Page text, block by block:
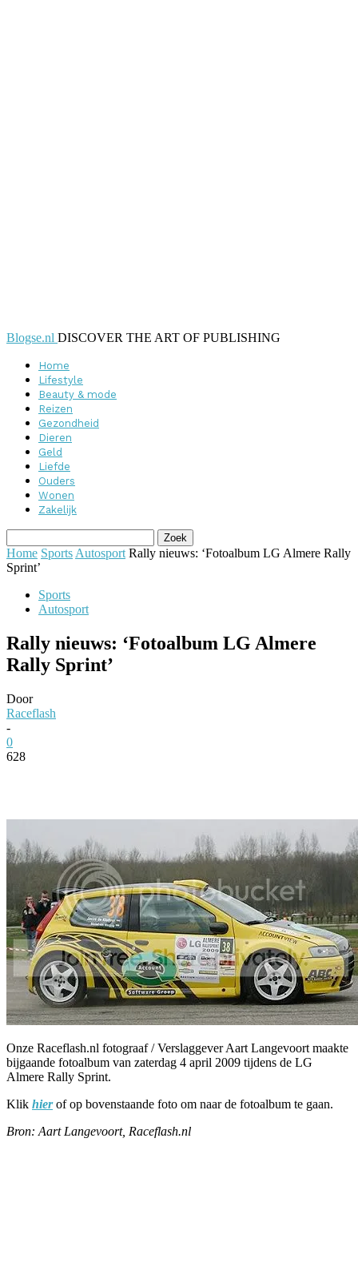
Blogse.nl DISCOVER THE ART OF PUBLISHING
Home
Lifestyle
Beauty & mode
Reizen
Gezondheid
Dieren
Geld
Liefde
Ouders
Wonen
Zakelijk
Home Sports Autosport Rally nieuws: ‘Fotoalbum LG Almere Rally
Sprint’
Sports
Autosport
Rally nieuws: ‘Fotoalbum LG Almere
Rally Sprint’
Door
Raceflash
-
0
628
Onze Raceflash.nl fotograaf / Verslaggever Aart Langevoort maakte
bijgaande fotoalbum van zaterdag 4 april 2009 tijdens de LG
Almere Rally Sprint.
Klik hierof op bovenstaande foto om naar de fotoalbum te gaan.
Bron: Aart Langevoort, Raceflash.nl